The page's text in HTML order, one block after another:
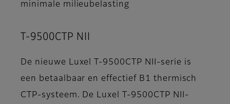
minimale milieubelasting
T-9500CTP NII
De nieuwe Luxel T-9500CTP NII-serie is
een betaalbaar en effectief B1 thermisch
CTP-systeem. De Luxel T-9500CTP NII-